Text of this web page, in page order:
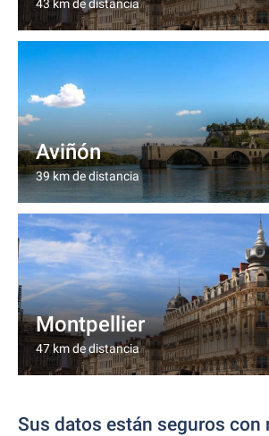
43 km de distancia
Aviñón
39 km de distancia
Montpellier
47 km de distancia
Sus datos están seguros con